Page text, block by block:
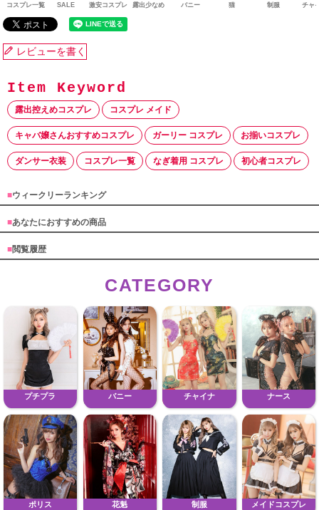
コスプレ一覧 SALE 激安コスプレ 露出少なめ バニー 猫 制服 チャ
レビューを書く
露出控えめコスプレ コスプレ メイド
キャバ嬢さんおすすめコスプレ ガーリー コスプレ お揃いコスプレ
ダンサー衣装 コスプレ一覧 なぎ着用 コスプレ 初心者コスプレ
■ウィークリーランキング
■あなたにおすすめの商品
■閲覧履歴
CATEGORY
プチプラ バニー チャイナ ナース
ポリス 花魁 制服 メイドコスプレ